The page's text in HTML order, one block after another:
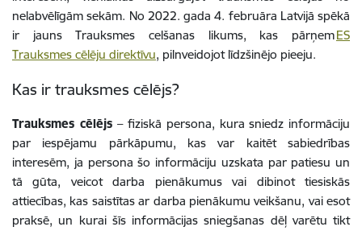
nelabvēlīgām sekām. No 2022. gada 4. februāra Latvijā spēkā
ir jauns Trauksmes celšanas likums, kas pārņemES
Trauksmes cēlēju direktīvu, pilnveidojot līdzšinējo pieeju.
Kas ir trauksmes cēlējs?
Trauksmes cēlējs– fiziskā persona, kura sniedz informāciju
par iespējamu pārkāpumu, kas var kaitēt sabiedrības
interesēm, ja persona šo informāciju uzskata par patiesu un
tā gūta, veicot darba pienākumus vai dibinot tiesiskās
attiecības, kas saistītas ar darba pienākumu veikšanu, vai esot
praksē, un kurai šīs informācijas sniegšanas dēļ varētu tikt